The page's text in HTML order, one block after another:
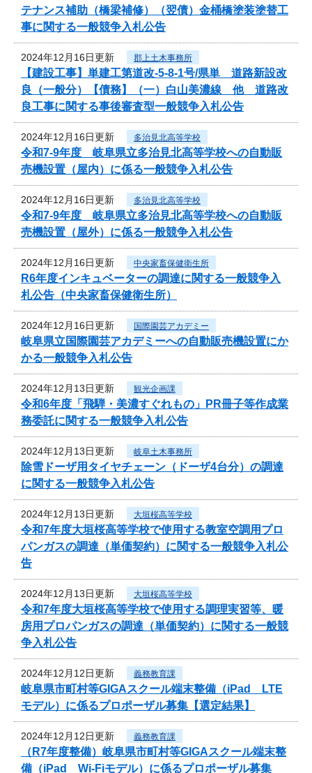
テナンス補助（橋梁補修）（翌債）金桶橋塗装塗替工
事に関する一般競争入札公告
2024年12月16日更新 郡上土木事務所
【建設工事】単建工第道改-5-8-1号/県単 道路新設改
良（一般分）【債務】（一）白山美濃線 他 道路改
良工事に関する事後審査型一般競争入札公告
2024年12月16日更新 多治見北高等学校
令和7‐9年度 岐阜県立多治見北高等学校への自動販
売機設置（屋内）に係る一般競争入札公告
2024年12月16日更新 多治見北高等学校
令和7‐9年度 岐阜県立多治見北高等学校への自動販
売機設置（屋外）に係る一般競争入札公告
2024年12月16日更新 中央家畜保健衛生所
R6年度インキュベーターの調達に関する一般競争入
札公告（中央家畜保健衛生所）
2024年12月16日更新 国際園芸アカデミー
岐阜県立国際園芸アカデミーへの自動販売機設置にか
かる一般競争入札公告
2024年12月13日更新 観光企画課
令和6年度「飛騨・美濃すぐれもの」PR冊子等作成業
務委託に関する一般競争入札公告
2024年12月13日更新 岐阜土木事務所
除雪ドーザ用タイヤチェーン（ドーザ4台分）の調達
に関する一般競争入札公告
2024年12月13日更新 大垣桜高等学校
令和7年度大垣桜高等学校で使用する教室空調用プロ
パンガスの調達（単価契約）に関する一般競争入札公
告
2024年12月13日更新 大垣桜高等学校
令和7年度大垣桜高等学校で使用する調理実習等、暖
房用プロパンガスの調達（単価契約）に関する一般競
争入札公告
2024年12月12日更新 義務教育課
岐阜県市町村等GIGAスクール端末整備（iPad LTE
モデル）に係るプロポーザル募集【選定結果】
2024年12月12日更新 義務教育課
（R7年度整備）岐阜県市町村等GIGAスクール端末整
備（iPad Wi-Fiモデル）に係るプロポーザル募集